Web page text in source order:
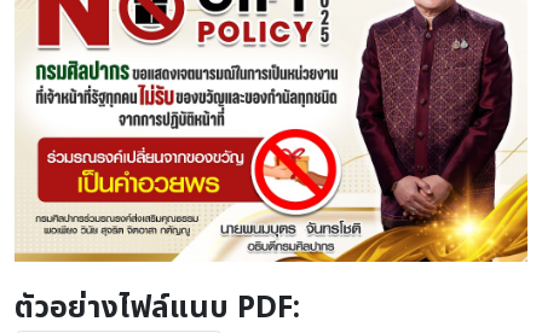
ตัวอย่างไฟล์แนบ PDF: